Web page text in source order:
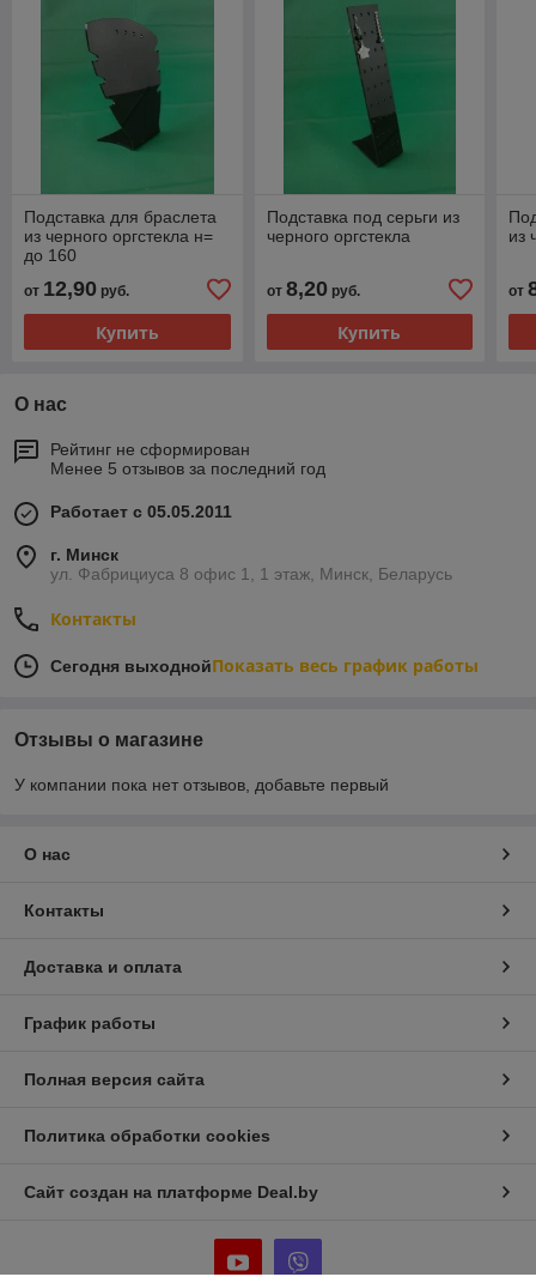
Подставка для браслета
из черного оргстекла н=
до 160
от 12,90 руб.
Купить
Подставка под серьги из
черного оргстекла
от 8,20руб.
Купить
из
от
О нас
Рейтинг не сформирован
Менее 5 отзывов за последний год
Работает с 05.05.2011
г. Минск
ул. Фабрициуса 8 офис 1, 1 этаж, Минск, Беларусь
Контакты
Сегодня выходнойПоказать весь график работы
Отзывы о магазине
У компании пока нет отзывов, добавьте первый
О нас
Контакты
Доставка и оплата
График работы
Полная версия сайта
Политика обработки cookies
Сайт создан на платформе Deal.by